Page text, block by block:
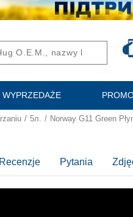
WYPRZEDAŻE
/ 5л. / Norway G11 Green
Recenzje Pytania